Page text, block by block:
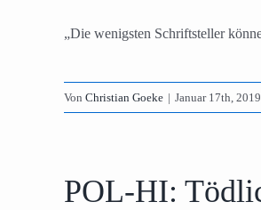
„Die wenigsten Schriftsteller
Von Christian Goeke | Januar 17th, 2019
POL-HI: